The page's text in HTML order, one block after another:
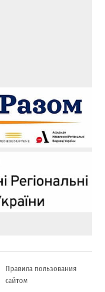
Правила пользования
сайтом